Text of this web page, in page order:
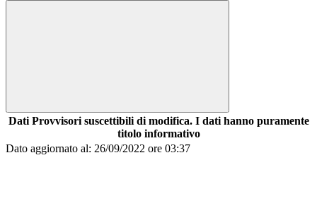
Dati Provvisori suscettibili di modifica. I dati hanno puramente
titolo informativo
Dato aggiornato al: 26/09/2022 ore 03:37